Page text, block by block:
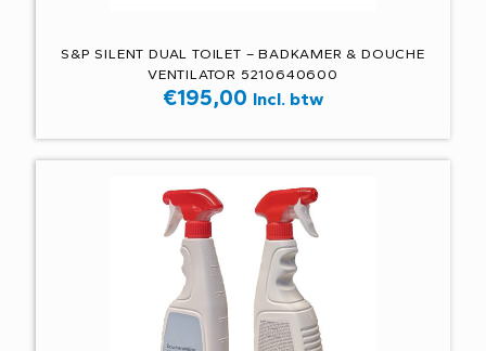
S&P SILENT DUAL TOILET – BADKAMER & DOUCHE
VENTILATOR 5210640600
€195,00 Incl. btw